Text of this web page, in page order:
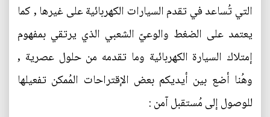
التي تُساعد في تقدم السيارات الكهربائية على غيرها , كما
يعتمد على الضغط والوعيّ الشعبي الذي يرتقي بمفهوم
إمتلاك السيارة الكهربائية وما تقدمه من حلول عصرية ,
وهُنا أضع بين أيديكم بعض الإقتراحات المُمكن تفعيلها
للوصول إلى مُستقبل آمن :